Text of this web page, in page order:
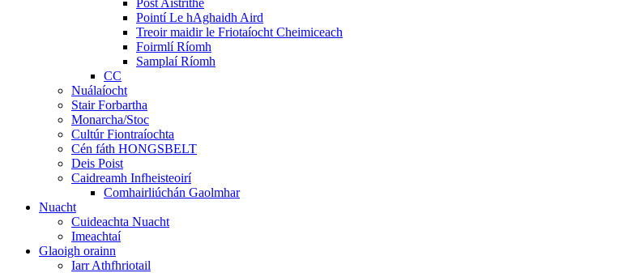
Post Aistrithe
Pointí Le hAghaidh Aird
Treoir maidir le Friotaíocht Cheimiceach
Foirmlí Ríomh
Samplaí Ríomh
CC
Nuálaíocht
Stair Forbartha
Monarcha/Stoc
Cultúr Fiontraíochta
Cén fáth HONGSBELT
Deis Poist
Caidreamh Infheisteoirí
Comhairliúchán Gaolmhar
Nuacht
Cuideachta Nuacht
Imeachtaí
Glaoigh orainn
Iarr Athfhriotail